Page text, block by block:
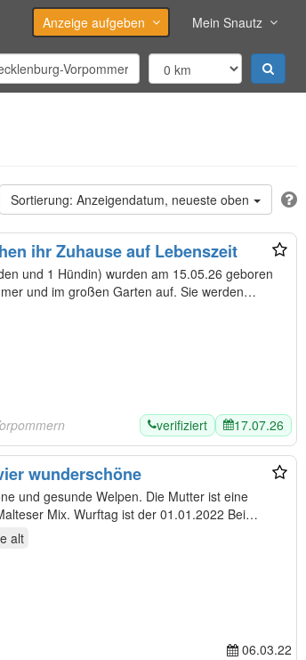
Anzeige aufgeben Mein Snautz
Anzeigendatum, neueste oben
ihr Zuhause auf Lebenszeit
und 1 Hündin) wurden am 15.05.26 geboren
und im großen Garten auf. Sie werden
verifiziert 17.07.26
wunderschöne
und gesunde Welpen. Die Mutter ist eine
Mix. Wurftag ist der 01.01.2022 Bei
alt
06.03.22